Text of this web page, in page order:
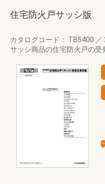
住宅防火戸サッシ版
カタログコード： TB5400 ／
サッシ商品の住宅防火戸の受